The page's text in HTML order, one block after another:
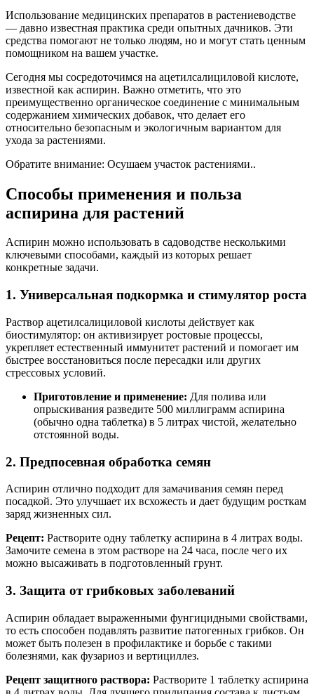
Использование медицинских препаратов в растениеводстве
— давно известная практика среди опытных дачников. Эти
средства помогают не только людям, но и могут стать ценным
помощником на вашем участке.
Сегодня мы сосредоточимся на ацетилсалициловой кислоте,
известной как аспирин. Важно отметить, что это
преимущественно органическое соединение с минимальным
содержанием химических добавок, что делает его
относительно безопасным и экологичным вариантом для
ухода за растениями.
Обратите внимание: Осушаем участок растениями..
Способы применения и польза
аспирина для растений
Аспирин можно использовать в садоводстве несколькими
ключевыми способами, каждый из которых решает
конкретные задачи.
1. Универсальная подкормка и стимулятор роста
Раствор ацетилсалициловой кислоты действует как
биостимулятор: он активизирует ростовые процессы,
укрепляет естественный иммунитет растений и помогает им
быстрее восстановиться после пересадки или других
стрессовых условий.
Приготовление и применение: Для полива или
опрыскивания разведите 500 миллиграмм аспирина
(обычно одна таблетка) в 5 литрах чистой, желательно
отстоянной воды.
2. Предпосевная обработка семян
Аспирин отлично подходит для замачивания семян перед
посадкой. Это улучшает их всхожесть и дает будущим росткам
заряд жизненных сил.
Рецепт: Растворите одну таблетку аспирина в 4 литрах воды.
Замочите семена в этом растворе на 24 часа, после чего их
можно высаживать в подготовленный грунт.
3. Защита от грибковых заболеваний
Аспирин обладает выраженными фунгицидными свойствами,
то есть способен подавлять развитие патогенных грибков. Он
может быть полезен в профилактике и борьбе с такими
болезнями, как фузариоз и вертициллез.
Рецепт защитного раствора: Растворите 1 таблетку аспирина